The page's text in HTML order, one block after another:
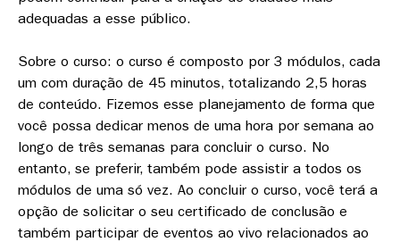
adequadas a esse público.
Sobre o curso: o curso é composto por 3 módulos, cada
um com duração de 45 minutos, totalizando 2,5 horas
de conteúdo. Fizemos esse planejamento de forma que
você possa dedicar menos de uma hora por semana ao
longo de três semanas para concluir o curso. No
entanto, se preferir, também pode assistir a todos os
módulos de uma só vez. Ao concluir o curso, você terá a
opção de solicitar o seu certificado de conclusão e
também participar de eventos ao vivo relacionados ao